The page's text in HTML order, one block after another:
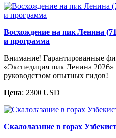
Восхождение на пик Ленина
и программа
Внимание! Гарантированные
«Экспедиция пик Ленина
руководством опытных гидов!
Цена: 2300 USD
Скалолазание в горах